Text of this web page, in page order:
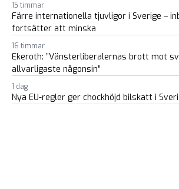
15 timmar
Färre internationella tjuvligor i Sverige –
fortsätter att minska
16 timmar
Ekeroth: ”Vänsterliberalernas brott mot
allvarligaste någonsin”
1 dag
Nya EU-regler ger chockhöjd bilskatt i